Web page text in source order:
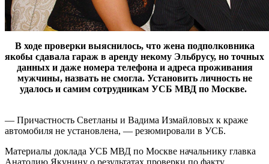
В ходе проверки выяснилось, что жена подполковника
якобы сдавала гараж в аренду некому Эльбрусу, но точных
данных и даже номера телефона и адреса проживания
мужчины, назвать не смогла. Установить личность не
удалось и самим сотрудникам УСБ МВД по Москве.
— Причастность Светланы и Вадима Измайловых к краже
автомобиля не установлена, — резюмировали в УСБ.
Материалы доклада УСБ МВД по Москве начальнику главка
Анатолию Якунину о результатах проверки по факту